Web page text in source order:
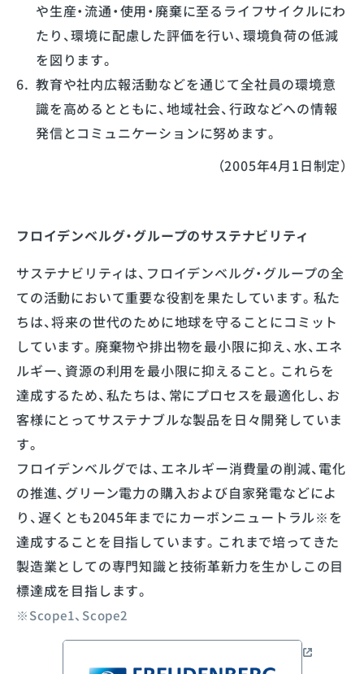
や生産・流通・使用・廃棄に至るライフサイクルにわ
たり、環境に配慮した評価を行い、環境負荷の低減
を図ります。
教育や社内広報活動などを通じて全社員の環境意
識を高めるとともに、地域社会、行政などへの情報
発信とコミュニケーションに努めます。
（2005年4月1日制定）
フロイデンベルグ・グループのサステナビリティ
サステナビリティは、フロイデンベルグ・グループの全
ての活動において重要な役割を果たしています。私た
ちは、将来の世代のために地球を守ることにコミット
しています。廃棄物や排出物を最小限に抑え、水、エネ
ルギー、資源の利用を最小限に抑えること。これらを
達成するため、私たちは、常にプロセスを最適化し、お
客様にとってサステナブルな製品を日々開発していま
す。
フロイデンベルグでは、エネルギー消費量の削減、電化
の推進、グリーン電力の購入および自家発電などによ
り、遅くとも2045年までにカーボンニュートラル※を
達成することを目指しています。これまで培ってきた
製造業としての専門知識と技術革新力を生かしこの目
標達成を目指します。
※Scope1、Scope2